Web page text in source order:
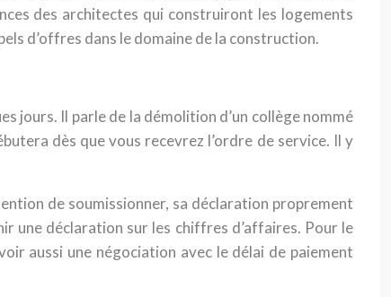
des architectes qui construiront les logements
d’offres dans le domaine de la construction.
jours. Il parle de la démolition d’un collège nommé
dès que vous recevrez l’ordre de service. Il y
de soumissionner, sa déclaration proprement
une déclaration sur les chiffres d’affaires. Pour le
aussi une négociation avec le délai de paiement